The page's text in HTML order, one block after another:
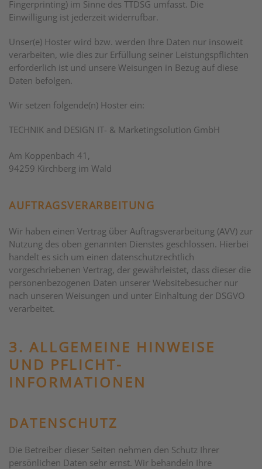
Fingerprinting) im Sinne des TTDSG umfasst. Die
Einwilligung ist jederzeit widerrufbar.
Unser(e) Hoster wird bzw. werden Ihre Daten nur insoweit
verarbeiten, wie dies zur Erfüllung seiner Leistungspflichten
erforderlich ist und unsere Weisungen in Bezug auf diese
Daten befolgen.
Wir setzen folgende(n) Hoster ein:
TECHNIK and DESIGN IT- & Marketingsolution GmbH
Am Koppenbach 41,
94259 Kirchberg im Wald
AUFTRAGSVERARBEITUNG
Wir haben einen Vertrag über Auftragsverarbeitung (AVV) zur
Nutzung des oben genannten Dienstes geschlossen. Hierbei
handelt es sich um einen datenschutzrechtlich
vorgeschriebenen Vertrag, der gewährleistet, dass dieser die
personenbezogenen Daten unserer Websitebesucher nur
nach unseren Weisungen und unter Einhaltung der DSGVO
verarbeitet.
3. ALLGEMEINE HINWEISE
UND PFLICHT­
INFORMATIONEN
DATENSCHUTZ
Die Betreiber dieser Seiten nehmen den Schutz Ihrer
persönlichen Daten sehr ernst. Wir behandeln Ihre